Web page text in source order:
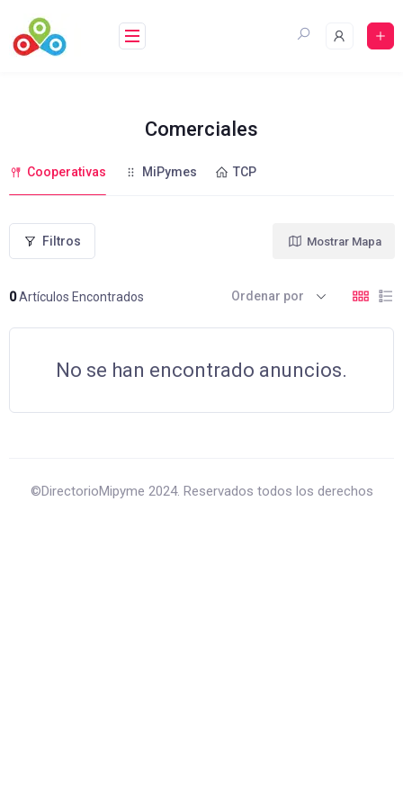
contenido
Comerciales
Cooperativas MiPymes TCP
Filtros
0Artículos Encontrados
Mostrar Mapa
Ordenar por
No se han encontrado anuncios.
©DirectorioMipyme 2024. Reservados todos los derechos